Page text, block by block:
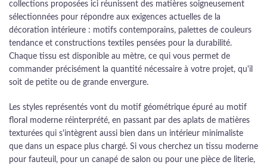
collections proposées ici réunissent des matières soigneusement
sélectionnées pour répondre aux exigences actuelles de la
décoration intérieure : motifs contemporains, palettes de couleurs
tendance et constructions textiles pensées pour la durabilité.
Chaque tissu est disponible au mètre, ce qui vous permet de
commander précisément la quantité nécessaire à votre projet, qu'il
soit de petite ou de grande envergure.
Les styles représentés vont du motif géométrique épuré au motif
floral moderne réinterprété, en passant par des aplats de matières
texturées qui s'intègrent aussi bien dans un intérieur minimaliste
que dans un espace plus chargé. Si vous cherchez un tissu moderne
pour fauteuil, pour un canapé de salon ou pour une pièce de literie,